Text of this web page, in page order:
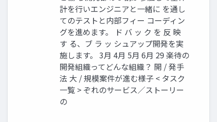
計を行いエンジニアと一緒に を通し
てのテストと内部フィー コーディン
グを進めます。 ド バ ッ ク を 反 映
す る、ブ ラ ッ シュアップ開発を実
施します。 3月 4月 5月 6月 29 楽待の
開発組織ってどんな組織？ 開 / 発手
法 大 / 規模案件が進む様子 < タスク
一覧 > ぞれのサービス／ストーリー
の